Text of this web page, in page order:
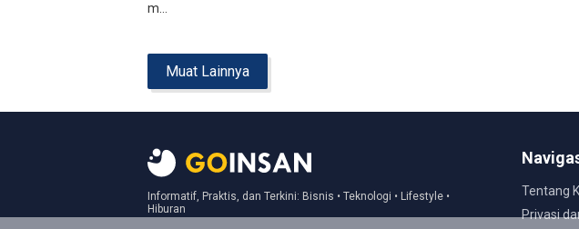
m...
Muat Lainnya
Informatif, Praktis, dan Terkini: Bisnis • Teknologi • Lifestyle •
Hiburan
Tentang
Privasi